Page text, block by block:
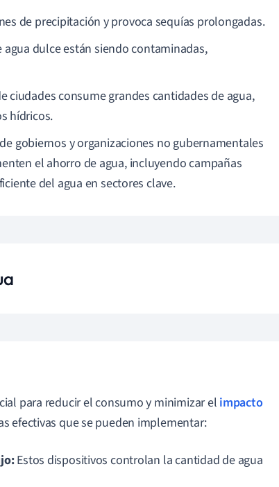
de precipitación y provoca sequías prolongadas.
dulce están siendo contaminadas,
ciudades consume grandes cantidades de agua,
hídricos.
gobiernos y organizaciones no gubernamentales
el ahorro de agua, incluyendo campañas
del agua en sectores clave.
para reducir el consumo y minimizar el impacto
efectivas que se pueden implementar:
Estos dispositivos controlan la cantidad de agua